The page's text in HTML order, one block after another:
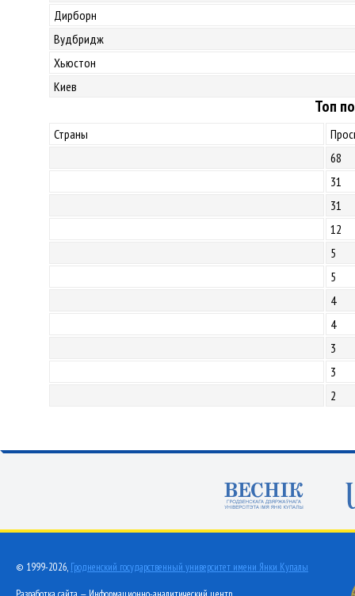
Дирборн
Вудбридж
Хьюстон
Киев
Топ
Страны
68
31
31
12
5
5
4
4
3
3
2
© 1999-2026, Гродненский государственный университет имени Янки Купалы